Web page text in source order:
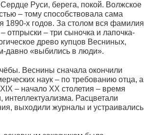
Руси, берега, покой. Волжское
– тому способствовала сама
х годов. За столом вся фамилия
отпрыски – три сыночка и лапочка-
древо купцов Весниных,
давно «выбились в люди».
Веснины сначала окончили
наук – по требованию отца, а
– начало XX столетия – время
интеллектуализма. Расцветали
выходили журналы и устраивались